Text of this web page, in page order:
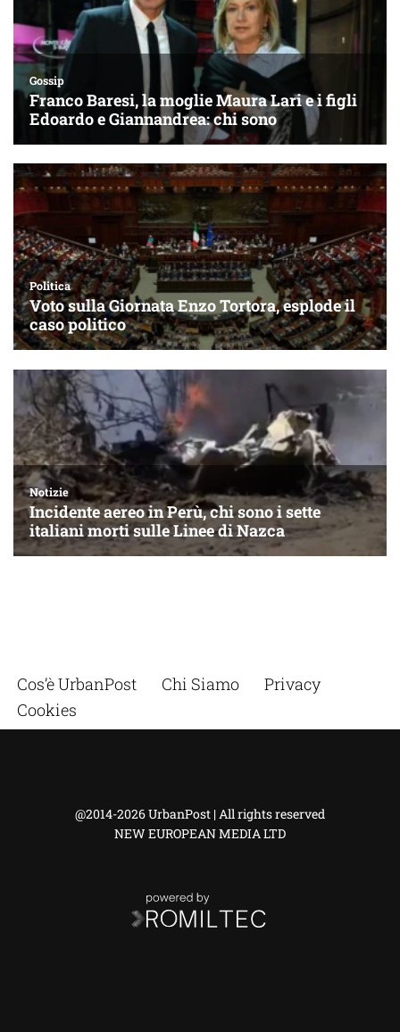
Cos’è UrbanPost Chi Siamo
Privacy
Cookies
@2014-2026 UrbanPost | All rights reserved
NEW EUROPEAN MEDIA LTD